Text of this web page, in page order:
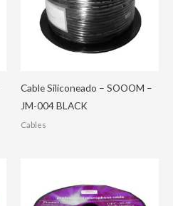
Cable Siliconeado – SOOOM –
JM-004 BLACK
Cables